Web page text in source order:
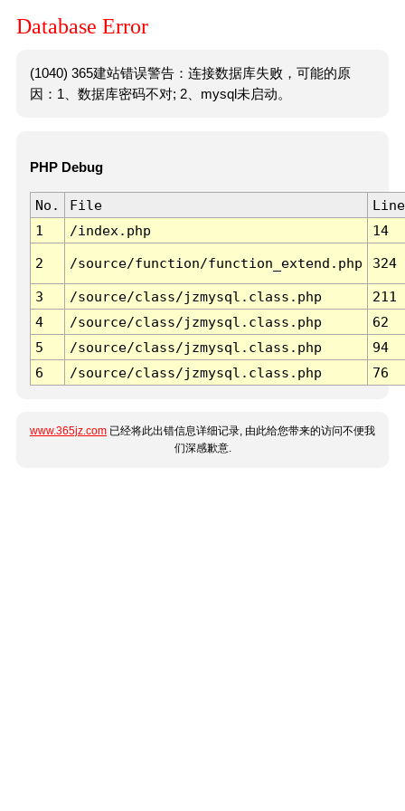
Database Error
(1040) 365建站错误警告：连接数据库失败，可能的原
因：1、数据库密码不对; 2、mysql未启动。
PHP Debug
No. File
Line
1
/index.php 14
2 /source/function/function_extend.php 324
3 /source/class/jzmysql.class.php
211
4
/source/class/jzmysql.class.php
62
5
/source/class/jzmysql.class.php
94
6
/source/class/jzmysql.class.php 76
www.365jz.com 已经将此出错信息详细记录, 由此给您带来的访问不便我
们深感歉意.